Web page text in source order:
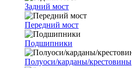
Задний мост
Передний мост
Подшипники
Полуоси/карданы/крестовины